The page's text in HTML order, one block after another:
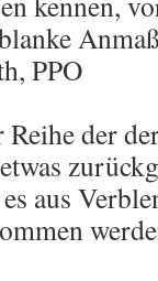
PPO
der
aus